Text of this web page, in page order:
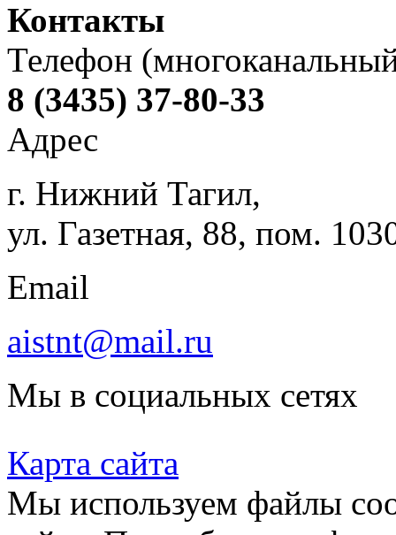
Контакты
Телефон
8 (3435) 37-80-33
Адрес
г. Нижний Тагил,
ул. Газетная, 88, пом.
Email
aistnt@mail.ru
Мы в социальных сетях
Карта сайта
Мы используем файлы